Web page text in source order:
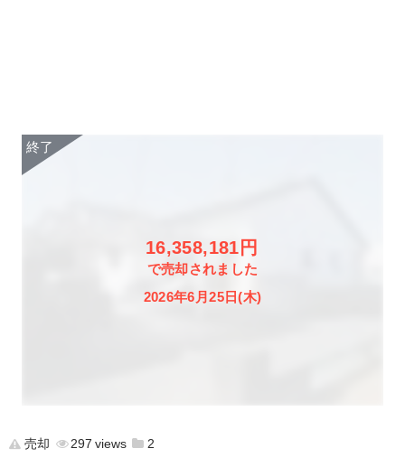
16,358,181円
で売却されました
2026年6月25日(木)
売却 297
2